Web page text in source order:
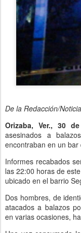
De la Redacción/
Orizaba, Ver., 30
asesinados a
encontraban en un
Informes recabados
las 22:00 horas de
ubicado en el barrio
Dos hombres, de
atacados a balazos
en varias ocasiones,